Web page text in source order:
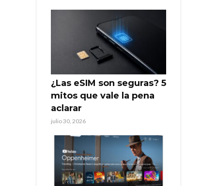
¿Las eSIM son seguras? 5
mitos que vale la pena
aclarar
julio 30, 2026